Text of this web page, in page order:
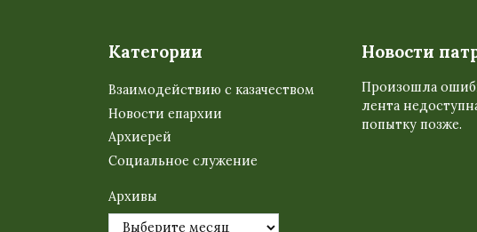
Категории
Взаимодействию с казачеством
Новости епархии
Архиерей
Социальное служение
Архивы
Новости
Произошла
лента
попытку позже.